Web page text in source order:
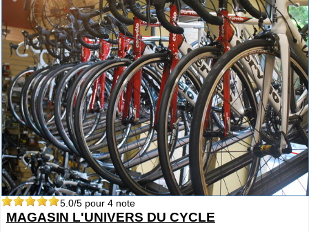
5.0/5 pour 4 note
MAGASIN L'UNIVERS DU CYCLE